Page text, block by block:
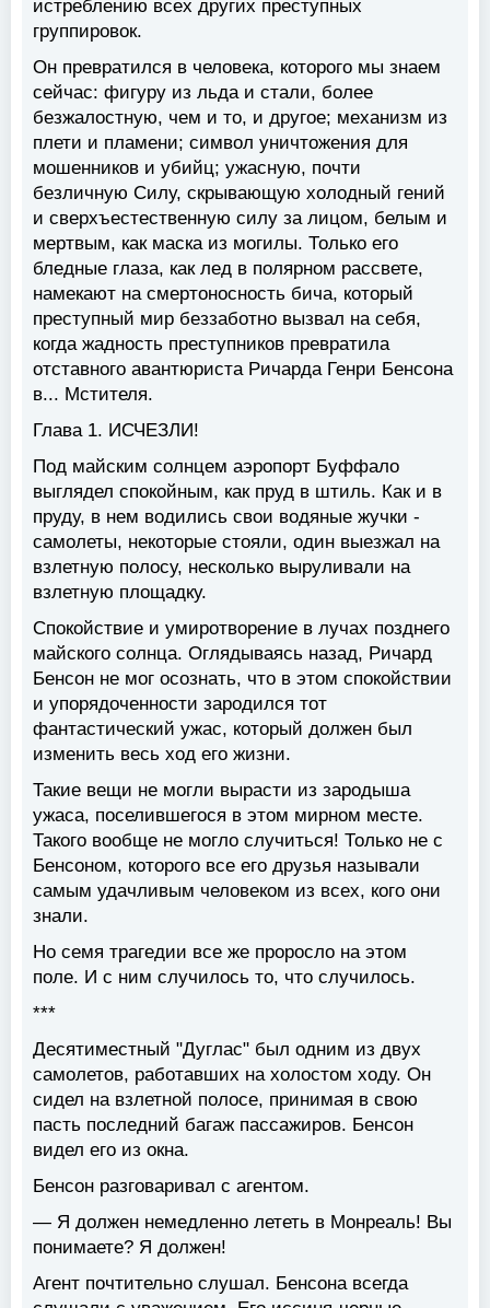
истреблению всех других преступных
группировок.
Он превратился в человека, которого мы знаем
сейчас: фигуру из льда и стали, более
безжалостную, чем и то, и другое; механизм из
плети и пламени; символ уничтожения для
мошенников и убийц; ужасную, почти
безличную Силу, скрывающую холодный гений
и сверхъестественную силу за лицом, белым и
мертвым, как маска из могилы. Только его
бледные глаза, как лед в полярном рассвете,
намекают на смертоносность бича, который
преступный мир беззаботно вызвал на себя,
когда жадность преступников превратила
отставного авантюриста Ричарда Генри Бенсона
в... Мстителя.
Глава 1. ИСЧЕЗЛИ!
Под майским солнцем аэропорт Буффало
выглядел спокойным, как пруд в штиль. Как и в
пруду, в нем водились свои водяные жучки -
самолеты, некоторые стояли, один выезжал на
взлетную полосу, несколько выруливали на
взлетную площадку.
Спокойствие и умиротворение в лучах позднего
майского солнца. Оглядываясь назад, Ричард
Бенсон не мог осознать, что в этом спокойствии
и упорядоченности зародился тот
фантастический ужас, который должен был
изменить весь ход его жизни.
Такие вещи не могли вырасти из зародыша
ужаса, поселившегося в этом мирном месте.
Такого вообще не могло случиться! Только не с
Бенсоном, которого все его друзья называли
самым удачливым человеком из всех, кого они
знали.
Но семя трагедии все же проросло на этом
поле. И с ним случилось то, что случилось.
***
Десятиместный "Дуглас" был одним из двух
самолетов, работавших на холостом ходу. Он
сидел на взлетной полосе, принимая в свою
пасть последний багаж пассажиров. Бенсон
видел его из окна.
Бенсон разговаривал с агентом.
— Я должен немедленно лететь в Монреаль! Вы
понимаете? Я должен!
Агент почтительно слушал. Бенсона всегда